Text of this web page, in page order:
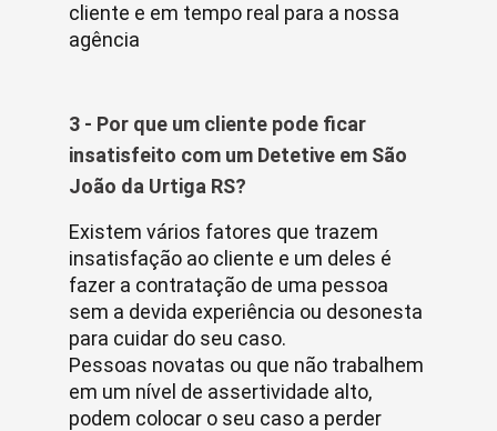
cliente e em tempo real para a nossa
agência
3 - Por que um cliente pode ficar
insatisfeito com um Detetive em São
João da Urtiga RS?
Existem vários fatores que trazem
insatisfação ao cliente e um deles é
fazer a contratação de uma pessoa
sem a devida experiência ou desonesta
para cuidar do seu caso.
Pessoas novatas ou que não trabalhem
em um nível de assertividade alto,
podem colocar o seu caso a perder